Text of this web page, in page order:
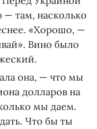
там, насколько
«Хорошо, —
Вино было
она, — что мы
долларов на
мы даем.
Что бы ты